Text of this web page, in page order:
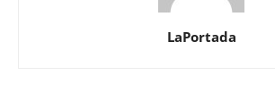
LaPortada